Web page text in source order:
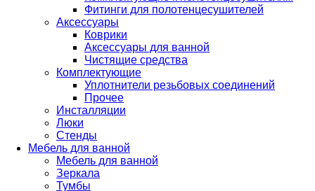
Фитинги для полотенцесушителей
Аксессуары
Коврики
Аксессуары для ванной
Чистящие средства
Комплектующие
Уплотнители резьбовых соединений
Прочее
Инсталляции
Люки
Стенды
Мебель для ванной
Мебель для ванной
Зеркала
Тумбы